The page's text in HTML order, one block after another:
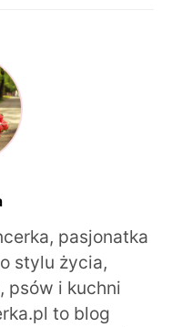
pasjonatka
stylu życia,
psów i kuchni
to blog